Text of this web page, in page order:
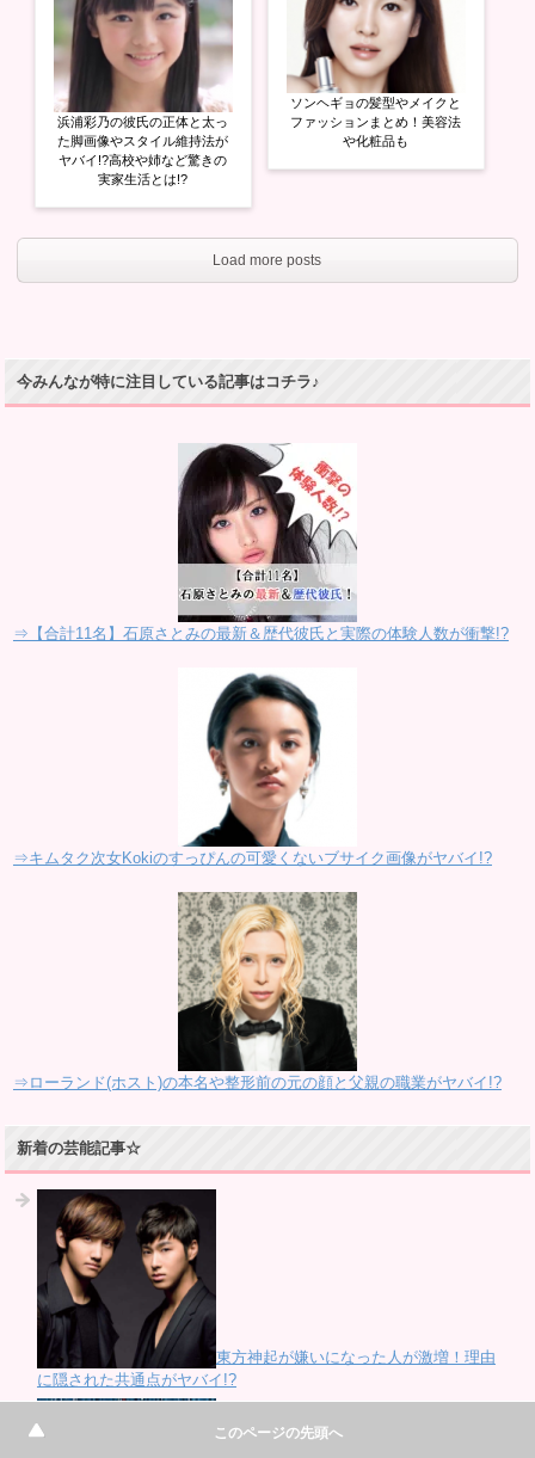
浜浦彩乃の彼氏の正体と太っ
た脚画像やスタイル維持法が
ヤバイ!?高校や姉など驚きの
実家生活とは!?
ソンヘギョの髪型やメイクと
ファッションまとめ！美容法
や化粧品も
Load more posts
今みんなが特に注目している記事はコチラ♪
⇒【合計11名】石原さとみの最新＆歴代彼氏と実際の体験人数が衝撃!?
⇒キムタク次女Kokiのすっぴんの可愛くないブサイク画像がヤバイ!?
⇒ローランド(ホスト)の本名や整形前の元の顔と父親の職業がヤバイ!?
新着の芸能記事☆
東方神起が嫌いになった人が激増！理由
に隠された共通点がヤバイ!?
このページの先頭へ